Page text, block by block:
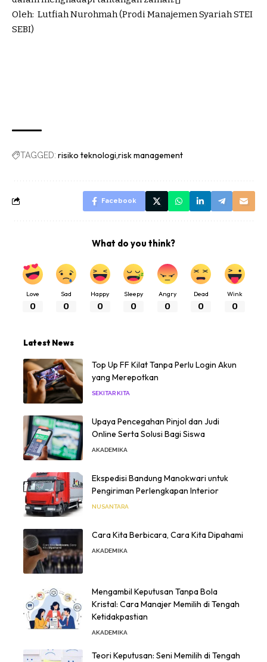
Oleh: Lutfiah Nurohmah (Prodi Manajemen Syariah STEI
SEBI)
TAGGED: risiko teknologi risk management
Facebook
What do you think?
Love
0
Sad
0
Happy
0
Sleepy
0
Angry
0
Dead
0
Wink
0
Latest News
Top Up FF Kilat Tanpa Perlu Login Akun
yang Merepotkan
SEKITAR KITA
Upaya Pencegahan Pinjol dan Judi
Online Serta Solusi Bagi Siswa
AKADEMIKA
Ekspedisi Bandung Manokwari untuk
Pengiriman Perlengkapan Interior
NUSANTARA
Cara Kita Berbicara, Cara Kita Dipahami
AKADEMIKA
Mengambil Keputusan Tanpa Bola
Kristal: Cara Manajer Memilih di Tengah
Ketidakpastian
AKADEMIKA
Teori Keputusan: Seni Memilih di Tengah